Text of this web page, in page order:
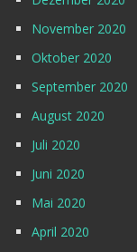
November 2020
Oktober 2020
September 2020
August 2020
Juli 2020
Juni 2020
Mai 2020
April 2020